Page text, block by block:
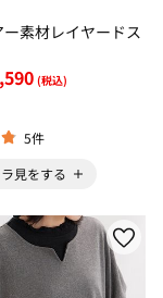
素材レイヤードス
(税込)
5件
見をする